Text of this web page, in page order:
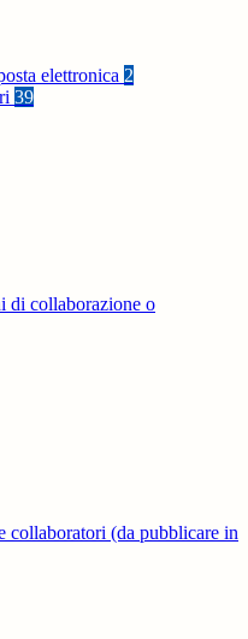
elettronica 2
39
di collaborazione o
collaboratori (da pubblicare in